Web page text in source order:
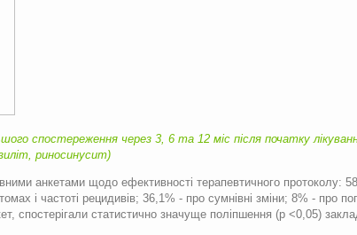
спостереження через 3, 6 та 12 міс після початку
риносинусит)
анкетами щодо ефективності терапевтичного протоколу:
і частоті рецидивів; 36,1% - про сумнівні зміни; 8% - про
спостерігали статистично значуще поліпшення (р <0,05)